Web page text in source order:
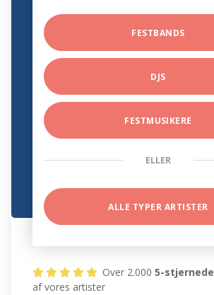
FESTBANDS
DJS
FESTMUSIKERE
ELLER
ALLE TYPER ARTISTER
Over 2.0005-stjernede
af vores artister